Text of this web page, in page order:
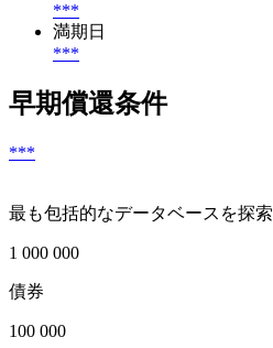
***
満期日
***
早期償還条件
***
最も包括的なデータベースを探索
1 000 000
債券
100 000